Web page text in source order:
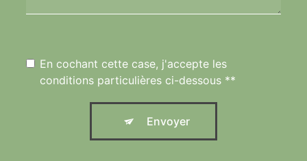
En cochant cette case, j'accepte les
conditions particulières ci-dessous **
Envoyer